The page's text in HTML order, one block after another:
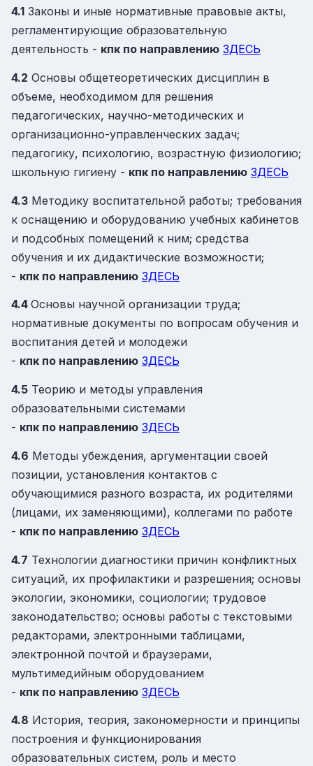
4.1 Законы и иные нормативные правовые акты,
регламентирующие образовательную
деятельность - кпк по направлению ЗДЕСЬ
4.2 Основы общетеоретических дисциплин в
объеме, необходимом для решения
педагогических, научно-методических и
организационно-управленческих задач;
педагогику, психологию, возрастную физиологию;
школьную гигиену - кпк по направлению ЗДЕСЬ
4.3 Методику воспитательной работы; требования
к оснащению и оборудованию учебных кабинетов
и подсобных помещений к ним; средства
обучения и их дидактические возможности;
- кпк по направлению ЗДЕСЬ
4.4 Основы научной организации труда;
нормативные документы по вопросам обучения и
воспитания детей и молодежи
- кпк по направлению ЗДЕСЬ
4.5 Теорию и методы управления
образовательными системами
- кпк по направлению ЗДЕСЬ
4.6 Методы убеждения, аргументации своей
позиции, установления контактов с
обучающимися разного возраста, их родителями
(лицами, их заменяющими), коллегами по работе
- кпк по направлению ЗДЕСЬ
4.7 Технологии диагностики причин конфликтных
ситуаций, их профилактики и разрешения; основы
экологии, экономики, социологии; трудовое
законодательство; основы работы с текстовыми
редакторами, электронными таблицами,
электронной почтой и браузерами,
мультимедийным оборудованием
- кпк по направлению ЗДЕСЬ
4.8 История, теория, закономерности и принципы
построения и функционирования
образовательных систем, роль и место